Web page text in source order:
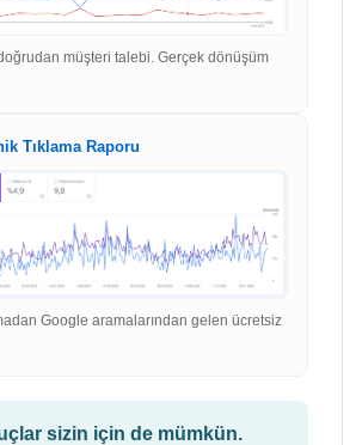
müşteri talebi. Gerçek dönüşüm
Tıklama Raporu
Google aramalarından gelen ücretsiz
sizin için de mümkün.